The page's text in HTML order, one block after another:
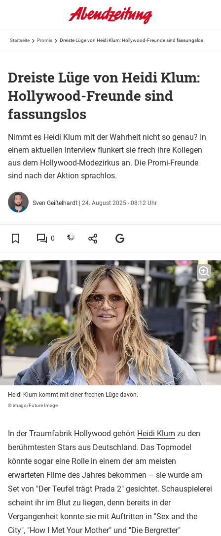
Startseite Promis Dreiste Lüge von Heidi Klum: Hollywood-Freunde sind fassungslos
Dreiste Lüge von Heidi Klum:
Hollywood-Freunde sind
fassungslos
Nimmt es Heidi Klum mit der Wahrheit nicht so genau? In
einem aktuellen Interview flunkert sie frech ihre Kollegen
aus dem Hollywood-Modezirkus an. Die Promi-Freunde
sind nach der Aktion sprachlos.
Sven Geißelhardt | 24. August 2025 - 08:12 Uhr
0
Heidi Klum kommt mit einer frechen Lüge davon.
© imago/Future Image
In der Traumfabrik Hollywood gehört Heidi Klum zu den
berühmtesten Stars aus Deutschland. Das Topmodel
könnte sogar eine Rolle in einem der am meisten
erwarteten Filme des Jahres bekommen – sie wurde am
Set von "Der Teufel trägt Prada 2" gesichtet. Schauspielerei
scheint ihr im Blut zu liegen, denn bereits in der
Vergangenheit konnte sie mit Auftritten in "Sex and the
City", "How I Met Your Mother" und "Die Bergretter"